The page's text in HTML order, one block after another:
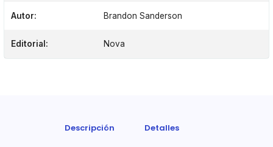
Autor: Brandon Sanderson
Editorial: Nova
Descripción Detalles